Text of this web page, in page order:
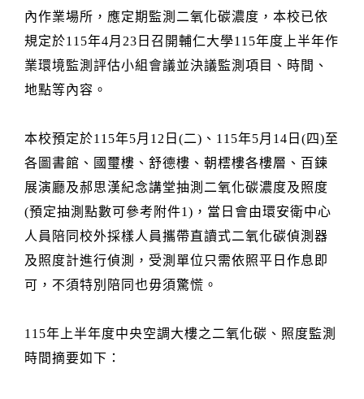
內作業場所，應定期監測二氧化碳濃度，本校已依
規定於115年4月23日召開輔仁大學115年度上半年作
業環境監測評估小組會議並決議監測項目、時間、
地點等內容。
本校預定於115年5月12日(二)、115年5月14日(四)至
各圖書館、國璽樓、舒德樓、朝橒樓各樓層、百鍊
展演廳及郝思漢紀念講堂抽測二氧化碳濃度及照度
(預定抽測點數可參考附件1)，當日會由環安衛中心
人員陪同校外採樣人員攜帶直讀式二氧化碳偵測器
及照度計進行偵測，受測單位只需依照平日作息即
可，不須特別陪同也毋須驚慌。
115年上半年度中央空調大樓之二氧化碳、照度監測
時間摘要如下：